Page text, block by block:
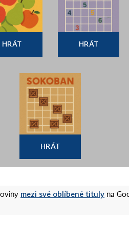
HRÁT HRÁT
HRÁT
mezi své oblíbené tituly na